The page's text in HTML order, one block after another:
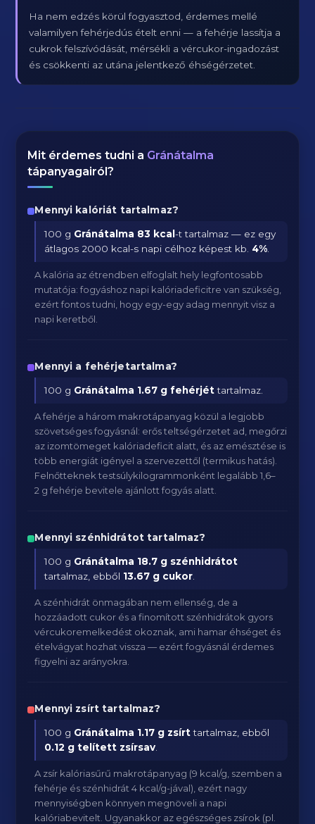
Ha nem edzés körül fogyasztod, érdemes mellé
valamilyen fehérjedús ételt enni — a fehérje lassítja a
cukrok felszívódását, mérsékli a vércukor-ingadozást
és csökkenti az utána jelentkező éhségérzetet.
Mit érdemes tudni a Gránátalma
tápanyagairól?
Mennyi kalóriát tartalmaz?
100 g Gránátalma 83 kcal-t tartalmaz — ez egy
átlagos 2000 kcal-s napi célhoz képest kb. 4%
A kalória az étrendben elfoglalt hely legfontosabb
mutatója: fogyáshoz napi kalóriadeficitre van szükség,
ezért fontos tudni, hogy egy-egy adag mennyit visz a
napi keretből.
Mennyi a fehérjetartalma?
100 g Gránátalma 1.67 g fehérjéttartalmaz.
A fehérje a három makrotápanyag közül a legjobb
szövetséges fogyásnál: erős teltségérzetet ad, megőrzi
az izomtömeget kalóriadeficit alatt, és az emésztése is
több energiát igényel a szervezettől (termikus hatás).
Felnőtteknek testsúlykilogrammonként legalább 1,6–
2 g fehérje bevitele ajánlott fogyás alatt.
Mennyi szénhidrátot tartalmaz?
100 g Gránátalma 18.7 g szénhidrátot
tartalmaz, ebből 13.67 g cukor
A szénhidrát önmagában nem ellenség, de a
hozzáadott cukor és a finomított szénhidrátok gyors
vércukoremelkedést okoznak, ami hamar éhséget és
ételvágyat hozhat vissza — ezért fogyásnál érdemes
figyelni az arányokra.
Mennyi zsírt tartalmaz?
100 g Gránátalma 1.17 g zsírttartalmaz, ebből
0.12 g telített zsírsav
A zsír kalóriasűrű makrotápanyag (9 kcal/g, szemben a
fehérje és szénhidrát 4 kcal/g-jával), ezért nagy
mennyiségben könnyen megnöveli a napi
kalóriabevitelt. Ugyanakkor az egészséges zsírok (pl.